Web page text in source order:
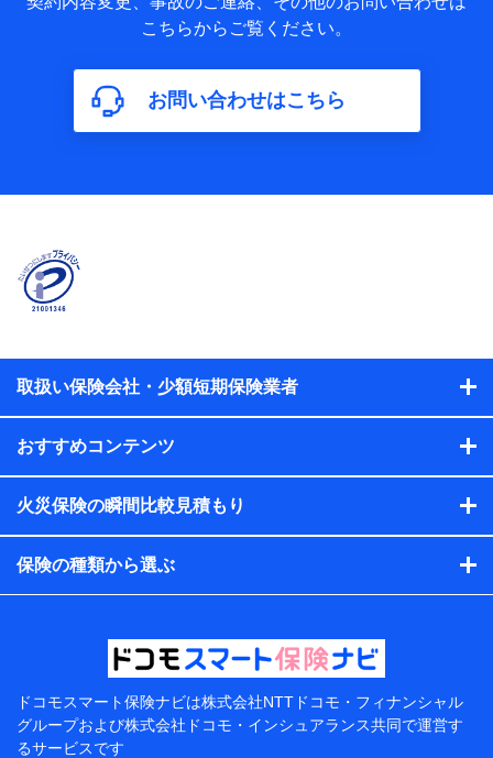
名、住所、生年月日、性別、保険契約者と被保険者の関係、
保険加入の目的、保険商品の内容、保険料、保険料のお支払
年数などの情報、ペットの種類や年齢などの情報などが含ま
れます。
【共同して利用する者の範囲】
株式会社NTTドコモ
当社又は株式会社NTTドコモが提供する保険関連サービスに
おけるユーザ登録受付および管理のため
当社又は株式会社NTTドコモと取引のあるもしくは委託を受
れらに付帯、関連する当社、株式会社NTTドコモおよび提携
会社のサービスを案内、提供するため
析して、お客さまの趣味・嗜好・傾向に応じたサービス・商
各種セミナーの開催のため
コンサルティングサービスの実施のため
アンケートやキャンペーン等の実施のため
上記に係る案内・手続き・管理等付帯業務を行うため
当該個人データを取り扱う各共同利用者（詳細は次のと
東京都千代田区永田町2丁目11番1号 山王パークタワー
株式会社NTTドコモ 代表取締役社長 前田 義晃
こちらからご覧ください。
お問い合わせはこちら
取扱い保険会社・少額短期保険業者
おすすめコンテンツ
火災保険の瞬間比較見積もり
保険の種類から選ぶ
ドコモスマート保険ナビは株式会社NTTドコモ・フィナンシャル
グループおよび株式会社ドコモ・インシュアランス共同で運営す
るサービスです